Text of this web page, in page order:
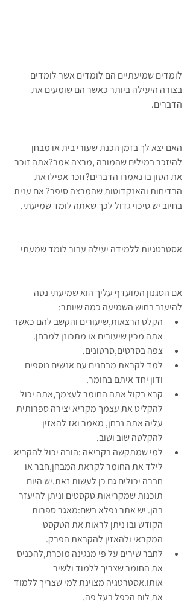
לומדים שמיעתיים הם לומדים אשר לומדים
בצורה היעילה ביותר כאשר הם שומעים את
הדברים.
האם יצא לך בזמן הכנת שעורי בית או מבחן
להיזכר במילים שהמורה ,מרצה אמר?אתה זוכר
את הטון בו נאמרו הדברים?זוכר אפילו את
הבדיחות והאנקדוטות שהמרצה סיפר? אם ענית
בחיוב יש סיכוי גדול לכך שאתה לומד שמיעתי.
אסטרטגיות ללמידה יעילה עבור לומד שמעתי
אם הסגנון המועדף עליך הוא שמיעתי נסה
להיעזר בחוש השמיעה כמה שיותר:
הקלט הרצאות,שיעורים והקשב להם כאשר
אתה מכין שיעורים או מתכונן למבחן.
צפה בסרטים,סרטונים.
למד לקראת מבחנים עם אנשים נוספים
ודון יחד איתם בחומר.
קרא בקול אתה החומר לעצמך,אתה יכול
להקליט את עצמך מקריא יצירה ספרותית
עליה אתה נבחן, מאמר ואז להאזין
להקלטה שוב ושוב.
למי שמתקשה בקריאה :הורה יכול להקריא
לילד את החומר לקראת המבחן,חבר או
חברה יכולים גם כן לעשות זאת.יש היום
תוכנות שמקריאות טקסטים וניתן להיעזר
בהן. יש אתר נפלא בשם:מאגר ספרות
הקודש ובו ניתן לראות את הטקסט
המקראי ולהאזין להקראת הפרק.
לחבר שירים על פי מנגינה מוכרת,להכניס
את החומר שצריך ללמוד ולשיר
אותו.אסטרטגיה מצוינת למי שצריך ללמוד
את לוח הכפל בעל פה.